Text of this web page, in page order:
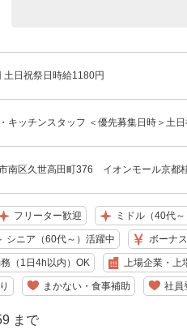
土日祝祭日時給1180円
キッチンスタッフ ＜優先募集日時＞土
南区久世高田町376 イオンモール京
フリーター歓迎 ミドル（40代
シニア（60代～）活躍中 ボーナ
（1日4h以内）OK 上場企業・上
まかない・食事補助 社員
まで